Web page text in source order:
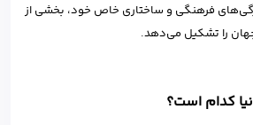
فرهنگی و ساختاری خاص خود، بخشی از
را تشکیل می‌دهد.
کدام است؟